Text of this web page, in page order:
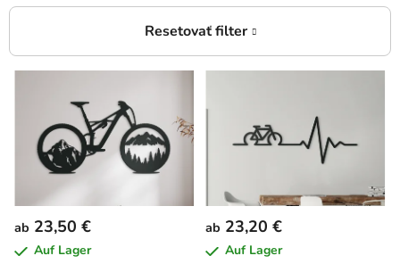
L
e
rab 23,50 €
Auf Lager
ab 23,20 €
Auf Lager